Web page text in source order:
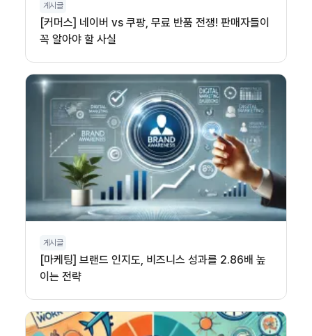
게시글
[커머스] 네이버 vs 쿠팡, 무료 반품 전쟁! 판매자들이
꼭 알아야 할 사실
게시글
[마케팅] 브랜드 인지도, 비즈니스 성과를 2.86배 높
이는 전략